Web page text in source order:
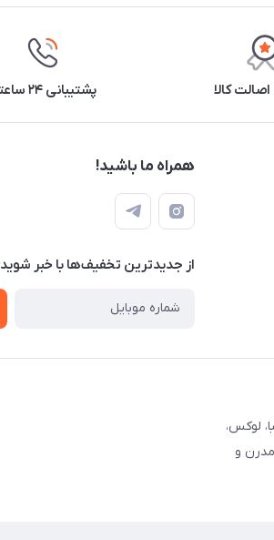
کالا پشتیبانی ۲۴ ساعته
همراه ما باشید!
از جدید‌ترین تخفیف‌ها با‌ خبر شوید
لوکس،
و